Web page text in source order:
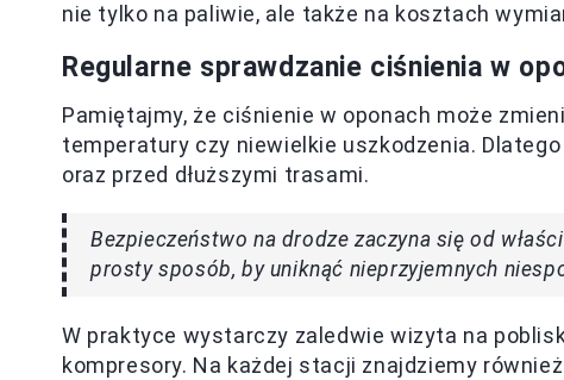
nie tylko na paliwie, ale także na kosztach
Regularne sprawdzanie ciśnienia w
Pamiętajmy, że ciśnienie w oponach może
temperatury czy niewielkie uszkodzenia.
oraz przed dłuższymi trasami.
Bezpieczeństwo na drodze zaczyna się od
prosty sposób, by uniknąć nieprzyjemnych
W praktyce wystarczy zaledwie wizyta na
kompresory. Na każdej stacji znajdziemy